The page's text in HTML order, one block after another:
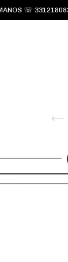
☏ 3312180834 y